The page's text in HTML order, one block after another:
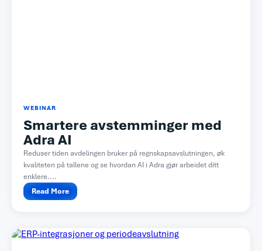
WEBINAR
Smartere avstemminger med
Adra AI
Reduser tiden avdelingen bruker på regnskapsavslutningen, øk
kvaliteten på tallene og se hvordan AI i Adra gjør arbeidet ditt
enklere....
Read More